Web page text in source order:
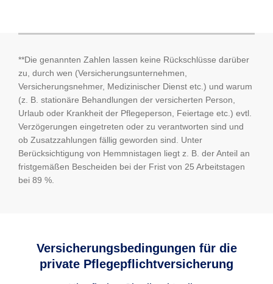
ausgewertet:
Frist in
Arbeitstagen:
Begutach­
tungen
gesamt:
5 22
ausgewertet:
Frist in
Arbeitstagen:
Begutach­
tungen
gesamt:
25 191
ausgewertet:
Frist in
Arbeitstagen:
Begutach­
tungen
gesamt:
25 185
**Die genannten Zahlen lassen keine Rückschlüsse darüber
zu, durch wen (Versicherungsunternehmen,
Versicherungsnehmer, Medizinischer Dienst etc.) und warum
(z. B. stationäre Behandlungen der versicherten Person,
Urlaub oder Krankheit der Pflegeperson, Feiertage etc.) evtl.
Verzögerungen eingetreten oder zu verantworten sind und
ob Zusatzzahlungen fällig geworden sind. Unter
Berücksichtigung von Hemmnistagen liegt z. B. der Anteil an
fristgemäßen Bescheiden bei der Frist von 25 Arbeitstagen
bei 89 %.
Versicherungsbedingungen für die
private Pflegepflichtversicherung